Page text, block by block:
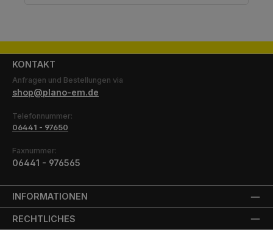
KONTAKT
Anfragen und Bestellungen via
shop@plano-em.de
Telefonnummer:
06441 - 97650
Faxnummer:
06441 - 976565
INFORMATIONEN
RECHTLICHES